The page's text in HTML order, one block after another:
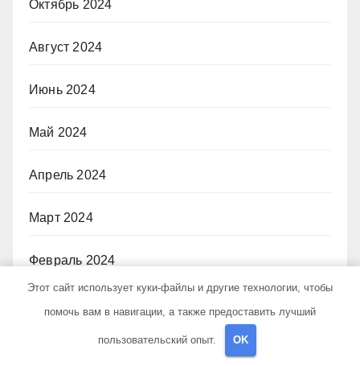
Октябрь 2024
Август 2024
Июнь 2024
Май 2024
Апрель 2024
Март 2024
Февраль 2024
Октябрь 2023
Этот сайт использует куки-файлы и другие технологии, чтобы
помочь вам в навигации, а также предоставить лучший
пользовательский опыт. OK